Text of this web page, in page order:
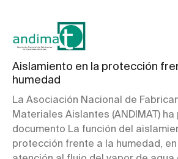
Aislamiento en la protección
humedad
La Asociación Nacional de
Materiales Aislantes (ANDIMAT) ha
documento La función del
protección frente a la humedad,